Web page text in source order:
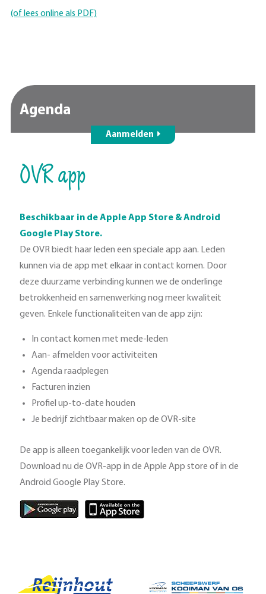
(of lees online als PDF)
Agenda
Aanmelden
OVR app
Beschikbaar in de Apple App Store & Android
Google Play Store.
De OVR biedt haar leden een speciale app aan. Leden
kunnen via de app met elkaar in contact komen. Door
deze duurzame verbinding kunnen we de onderlinge
betrokkenheid en samenwerking nog meer kwaliteit
geven. Enkele functionaliteiten van de app zijn:
In contact komen met mede-leden
Aan- afmelden voor activiteiten
Agenda raadplegen
Facturen inzien
Profiel up-to-date houden
Je bedrijf zichtbaar maken op de OVR-site
De app is alleen toegankelijk voor leden van de OVR.
Download nu de OVR-app in de Apple App store of in de
Android Google Play Store.